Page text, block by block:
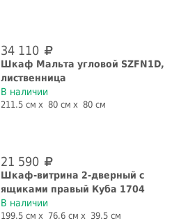
34 110
Шкаф Мальта угловой SZFN1D,
лиственница
В наличии
211.5 см 80 см 80 см
21 590
Шкаф-витрина 2-дверный с
ящиками правый Куба 1704
В наличии
199.5 см 76.6 см 39.5 см